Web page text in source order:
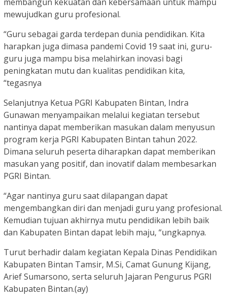
mewujudkan guru profesional.
“Guru sebagai garda terdepan dunia pendidikan. Kita
harapkan juga dimasa pandemi Covid 19 saat ini, guru-
guru juga mampu bisa melahirkan inovasi bagi
peningkatan mutu dan kualitas pendidikan kita,
“tegasnya
Selanjutnya Ketua PGRI Kabupaten Bintan, Indra
Gunawan menyampaikan melalui kegiatan tersebut
nantinya dapat memberikan masukan dalam menyusun
program kerja PGRI Kabupaten Bintan tahun 2022.
Dimana seluruh peserta diharapkan dapat memberikan
masukan yang positif, dan inovatif dalam membesarkan
PGRI Bintan.
“Agar nantinya guru saat dilapangan dapat
mengembangkan diri dan menjadi guru yang profesional.
Kemudian tujuan akhirnya mutu pendidikan lebih baik
dan Kabupaten Bintan dapat lebih maju, “ungkapnya.
Turut berhadir dalam kegiatan Kepala Dinas Pendidikan
Kabupaten Bintan Tamsir, M.Si, Camat Gunung Kijang,
Arief Sumarsono, serta seluruh Jajaran Pengurus PGRI
Kabupaten Bintan.(ay)